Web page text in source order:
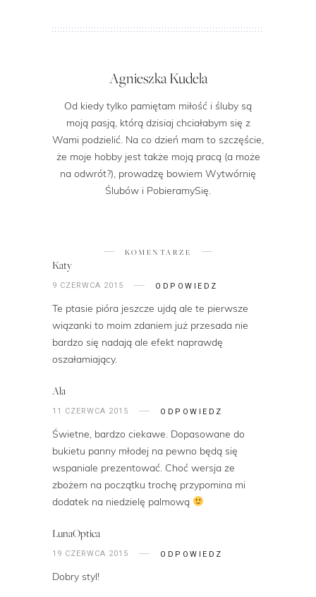
Agnieszka Kudela
Od kiedy tylko pamiętam miłość i śluby są
moją pasją, którą dzisiaj chciałabym się z
Wami podzielić. Na co dzień mam to szczęście,
że moje hobby jest także moją pracą (a może
na odwrót?), prowadzę bowiem Wytwórnię
Ślubów i PobieramySię.
KOMENTARZE
Katy
9 CZERWCA 2015 ODPOWIEDZ
Te ptasie pióra jeszcze ujdą ale te pierwsze
wiązanki to moim zdaniem już przesada nie
bardzo się nadają ale efekt naprawdę
oszałamiający.
Ala
11 CZERWCA 2015 ODPOWIEDZ
Świetne, bardzo ciekawe. Dopasowane do
bukietu panny młodej na pewno będą się
wspaniale prezentować. Choć wersja ze
zbożem na początku trochę przypomina mi
dodatek na niedzielę palmową
LunaOptica
19 CZERWCA 2015 ODPOWIEDZ
Dobry styl!